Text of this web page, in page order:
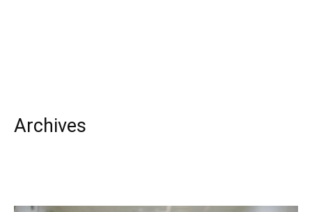
Archives